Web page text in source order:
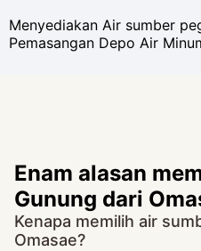
Menyediakan Air sumber
Pemasangan Depo Air
Enam alasan
Gunung dari
Kenapa memilih air
Omasae?